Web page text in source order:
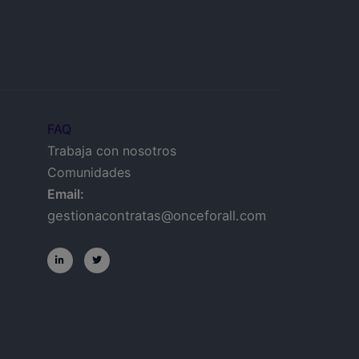
FAQ
Trabaja con nosotros
Comunidades
Email:
gestionacontratas@onceforall.com